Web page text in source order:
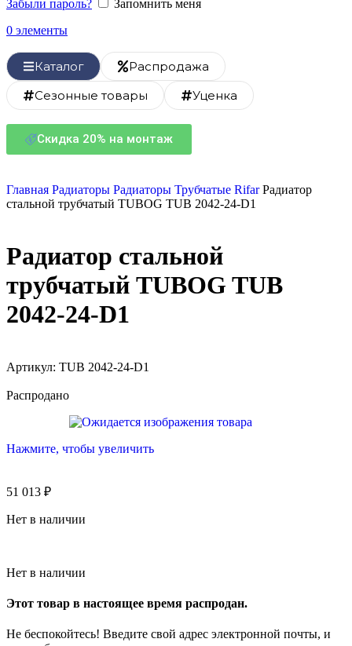
Забыли пароль?
Запомнить меня
0 элементы
Каталог
Распродажа
Сезонные товары
Уценка
Скидка 20% на монтаж
Главная Радиаторы Радиаторы Трубчатые RifarРадиатор
стальной трубчатый TUBOG TUB 2042-24-D1
Радиатор стальной
трубчатый TUBOG TUB
2042-24-D1
Артикул: TUB 2042-24-D1
Распродано
Нажмите, чтобы увеличить
51 013 ₽
Нет в наличии
Нет в наличии
Этот товар в настоящее время распродан.
Не беспокойтесь! Введите свой адрес электронной почты, и